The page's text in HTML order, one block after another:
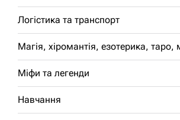
Логістика та транспорт
Магія, хіромантія, езотерика, таро,
Міфи та легенди
Навчання